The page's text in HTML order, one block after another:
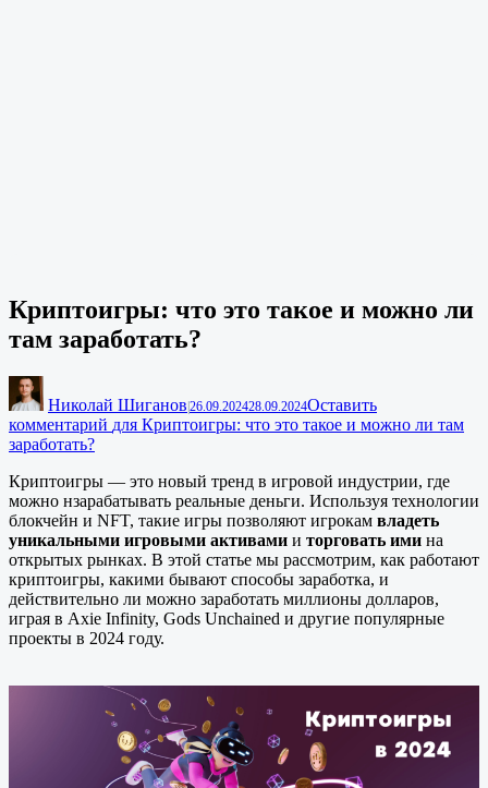
Криптоигры: что это такое и можно ли
там заработать?
Николай Шиганов|26.09.202428.09.2024Оставить
комментарий для Криптоигры: что это такое и можно ли там
заработать?
Криптоигры — это новый тренд в игровой индустрии, где
можно нзарабатывать реальные деньги. Используя технологии
блокчейн и NFT, такие игры позволяют игрокам владеть
уникальными игровыми активами и торговать ими на
открытых рынках. В этой статье мы рассмотрим, как работают
криптоигры, какими бывают способы заработка, и
действительно ли можно заработать миллионы долларов,
играя в Axie Infinity, Gods Unchained и другие популярные
проекты в 2024 году.